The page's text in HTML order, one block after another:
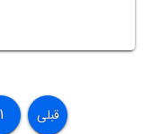
قبلی ۱